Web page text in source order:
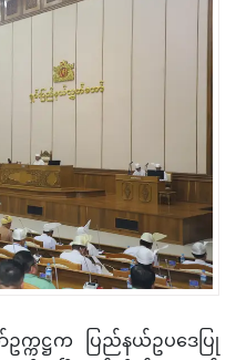
ဋ္ဌက ပြည်နယ်ဥပဒေပြု